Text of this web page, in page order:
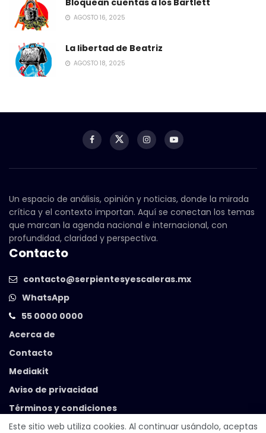
AGOSTO 16, 2025
La libertad de Beatriz
AGOSTO 18, 2025
Un espacio de análisis, opinión y noticias, donde la mirada
crítica y el contexto importan. Aquí se conectan los temas
que marcan la agenda nacional e internacional, con
profundidad, claridad y perspectiva.
Contacto
contacto@serpientesyescaleras.mx
WhatsApp
55 0000 0000
Acerca de
Contacto
Mediakit
Aviso de privacidad
Términos y condiciones
Este sitio web utiliza cookies. Al continuar usándolo, aceptas